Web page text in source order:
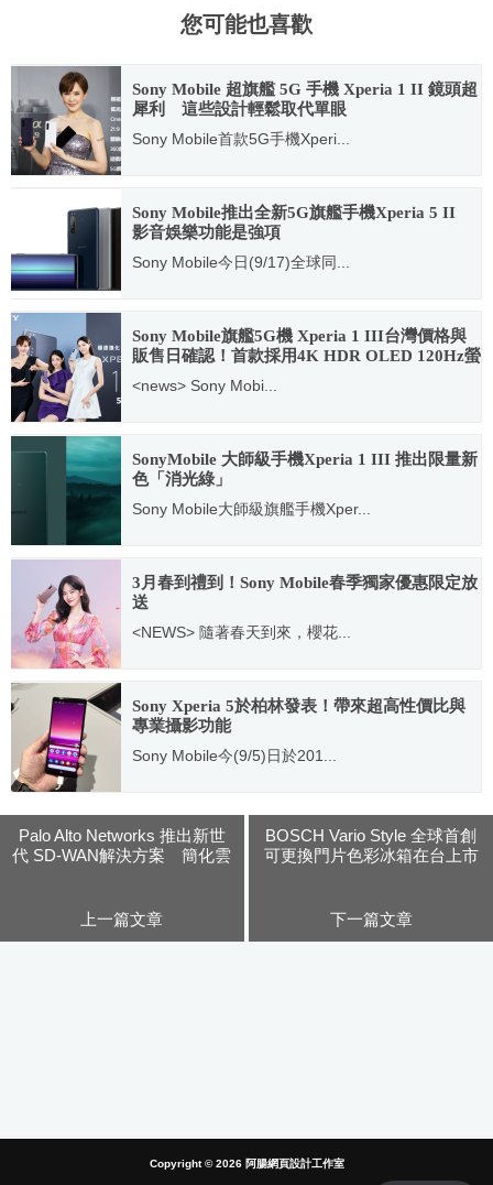
您可能也喜歡
Sony Mobile 超旗艦 5G 手機 Xperia 1 II 鏡頭超
犀利 這些設計輕鬆取代單眼
Sony Mobile首款5G手機Xperi...
Sony Mobile推出全新5G旗艦手機Xperia 5 II
影音娛樂功能是強項
Sony Mobile今日(9/17)全球同...
2020.09.17
Sony Mobile旗艦5G機 Xperia 1 III台灣價格與
販售日確認！首款採用4K HDR OLED 120Hz螢
<news> Sony Mobi...
2021.07.08
SonyMobile 大師級手機Xperia 1 III 推出限量新
色「消光綠」
Sony Mobile大師級旗艦手機Xper...
2021.10.26
3月春到禮到！Sony Mobile春季獨家優惠限定放
送
<NEWS> 隨著春天到來，櫻花...
2021.03.02
Sony Xperia 5於柏林發表！帶來超高性價比與
專業攝影功能
Sony Mobile今(9/5)日於201...
Palo Alto Networks 推出新世
代 SD-WAN解決方案 簡化雲
上一篇文章
BOSCH Vario Style 全球首創
可更換門片色彩冰箱在台上市
下一篇文章
Copyright © 2026 阿腸網頁設計工作室